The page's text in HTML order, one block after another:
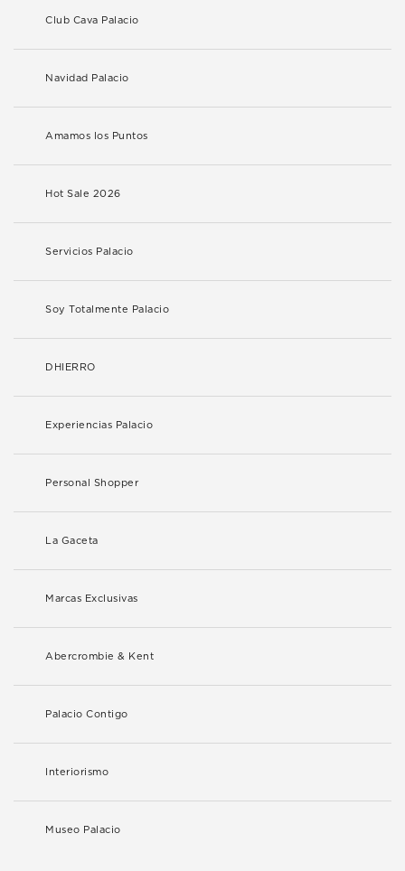
Club Cava Palacio
Navidad Palacio
Amamos los Puntos
Hot Sale 2026
Servicios Palacio
Soy Totalmente Palacio
DHIERRO
Experiencias Palacio
Personal Shopper
La Gaceta
Marcas Exclusivas
Abercrombie & Kent
Palacio Contigo
Interiorismo
Museo Palacio